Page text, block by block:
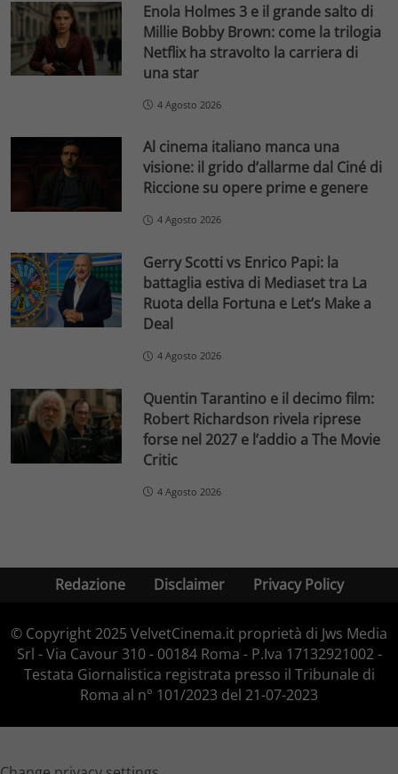
Enola Holmes 3 e il grande salto di
Millie Bobby Brown: come la trilogia
Netflix ha stravolto la carriera di
una star
4 Agosto 2026
Al cinema italiano manca una
visione: il grido d’allarme dal Ciné di
Riccione su opere prime e genere
4 Agosto 2026
Gerry Scotti vs Enrico Papi: la
battaglia estiva di Mediaset tra La
Ruota della Fortuna e Let’s Make a
Deal
4 Agosto 2026
Quentin Tarantino e il decimo film:
Robert Richardson rivela riprese
forse nel 2027 e l’addio a The Movie
Critic
4 Agosto 2026
Redazione Disclaimer Privacy Policy
© Copyright 2025 VelvetCinema.it proprietà di Jws Media
Srl - Via Cavour 310 - 00184 Roma - P.Iva 17132921002 -
Testata Giornalistica registrata presso il Tribunale di
Roma al n° 101/2023 del 21-07-2023